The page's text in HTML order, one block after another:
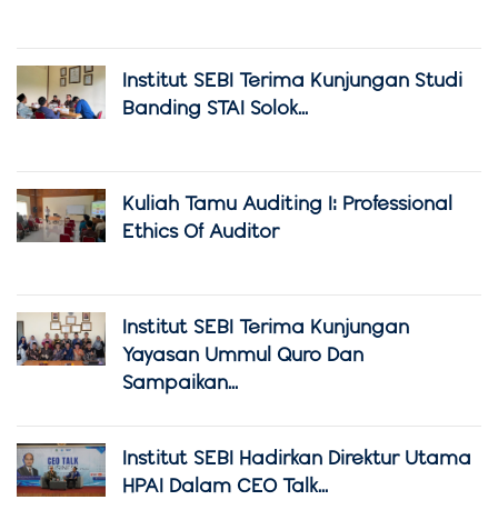
Institut SEBI Terima Kunjungan Studi
Banding STAI Solok...
Kuliah Tamu Auditing I: Professional
Ethics Of Auditor
Institut SEBI Terima Kunjungan
Yayasan Ummul Quro Dan
Sampaikan...
Institut SEBI Hadirkan Direktur Utama
HPAI Dalam CEO Talk...